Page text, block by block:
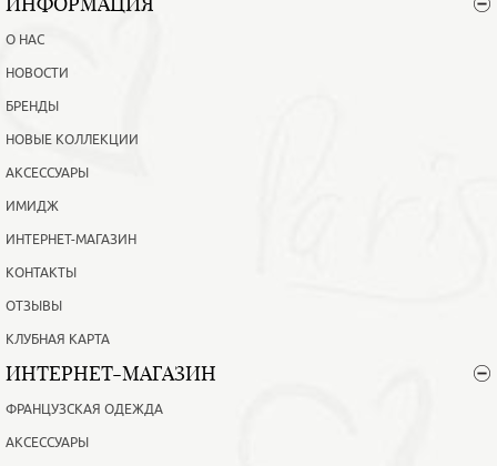
О НАС
НОВОСТИ
БРЕНДЫ
НОВЫЕ КОЛЛЕКЦИИ
АКСЕССУАРЫ
ИМИДЖ
ИНТЕРНЕТ-МАГАЗИН
КОНТАКТЫ
ОТЗЫВЫ
КЛУБНАЯ КАРТА
ИНТЕРНЕТ-МАГАЗИН
ФРАНЦУЗСКАЯ ОДЕЖДА
АКСЕССУАРЫ